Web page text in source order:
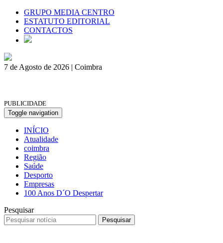
GRUPO MEDIA CENTRO
ESTATUTO EDITORIAL
CONTACTOS
7 de Agosto de 2026 | Coimbra
PUBLICIDADE
Toggle navigation
INÍCIO
Atualidade
coimbra
Região
Saúde
Desporto
Empresas
100 Anos D´O Despertar
Pesquisar
Pesquisar